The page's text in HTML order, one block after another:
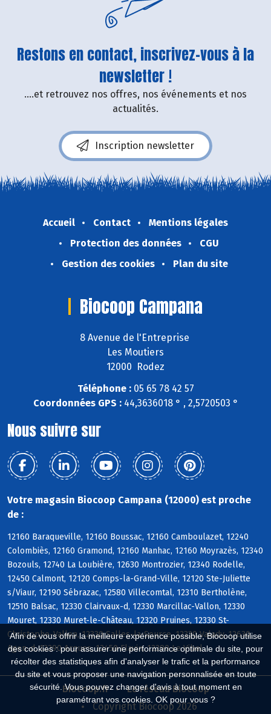
Afin de vous offrir la meilleure expérience possible, Biocoop utilise
des cookies : pour assurer une performance optimale du site, pour
récolter des statistiques afin d'analyser le trafic et la performance
du site et vous proposer une navigation personnalisée en toute
sécurité. Vous pouvez changer d'avis à tout moment en
paramétrant vos cookies. OK pour vous ?
Restons en contact, inscrivez-vous à la
newsletter !
....et retrouvez nos offres, nos événements et nos
actualités.
Inscription newsletter
Accueil Contact
Mentions légales
Protection des données
CGU
Gestion des cookies
Plan du site
Biocoop Campana
8 Avenue de l'Entreprise
Les Moutiers
12000 Rodez
Téléphone :05 65 78 42 57
Coordonnées GPS :44,3636018 ° , 2,5720503 °
Nous suivre sur
Votre magasin Biocoop Campana (12000) est proche
de :
12160 Baraqueville, 12160 Boussac, 12160 Camboulazet, 12240
Colombiès, 12160 Gramond, 12160 Manhac, 12160 Moyrazès, 12340
Bozouls, 12740 La Loubière, 12630 Montrozier, 12340 Rodelle,
12450 Calmont, 12120 Comps-la-Grand-Ville, 12120 Ste-Juliette
s/Viaur, 12190 Sébrazac, 12580 Villecomtal, 12310 Bertholène,
12510 Balsac, 12330 Clairvaux-d, 12330 Marcillac-Vallon, 12330
Mouret, 12330 Muret-le-Château, 12320 Pruines, 12330 St-
Christophe-Vallon, 12330 Salles-la-Source, 12330 Valady, 12630
Agen-d, 12290 Arques, 12450 Flavin, 12290 Le Vibal
Biocoop.fr
Le réseau Biocoop
Copyright Biocoop 2026